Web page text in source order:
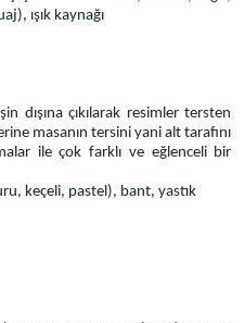
ışık kaynağı
dışına çıkılarak resimler tersten
masanın tersini yani alt tarafını
ile çok farklı ve eğlenceli bir
keçeli, pastel), bant, yastık